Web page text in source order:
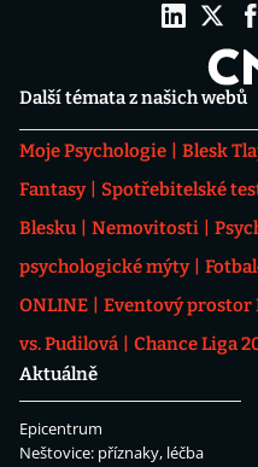
Další témata z našich webů
Moje Psychologie Blesk
Fantasy
Spotřebitelské
Blesku
Nemovitosti
psychologické mýty
ONLINE
Eventový prostor
vs. Pudilová
Chance Liga
Aktuálně
Epicentrum
Neštovice: příznaky, léčba